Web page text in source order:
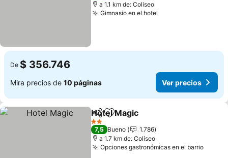
a 1.1 km de: Coliseo
Gimnasio en el hotel
De $ 356.746
Mira precios de 10 páginas Ver precios
CompartirAgregar a favoritos
Hotel Magic
2 Estrellas
7,5 Bueno
1.786
a 1.7 km de: Coliseo
Opciones gastronómicas en el barrio